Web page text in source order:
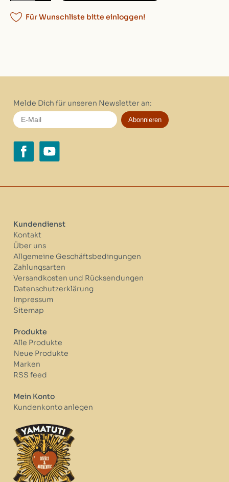
Für Wunschliste bitte einloggen!
Melde Dich für unseren Newsletter an:
Abonnieren
Kundendienst
Kontakt
Über uns
Allgemeine Geschäftsbedingungen
Zahlungsarten
Versandkosten und Rücksendungen
Datenschutzerklärung
Impressum
Sitemap
Produkte
Alle Produkte
Neue Produkte
Marken
RSS feed
Mein Konto
Kundenkonto anlegen